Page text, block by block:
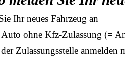
Ihr neues Fahrzeug an
ohne Kfz-Zulassung (=
Zulassungsstelle